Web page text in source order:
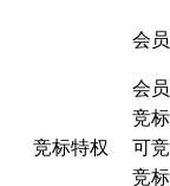
会
会
竞标特权
竞
可
竞